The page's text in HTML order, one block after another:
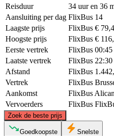
Reisduur
34 uur en 36
Aansluiting per dag FlixBus 14
Laagste prijs
FlixBus €
Hoogste prijs
FlixBus €
Eerste vertrek
FlixBus 00:45
Laatste vertrek
FlixBus 22:30
Afstand
FlixBus
Vertrek
FlixBus
Aankomst
FlixBus
Vervoerders
FlixBus
Zoek de beste prijs
Goedkoopste Snelste